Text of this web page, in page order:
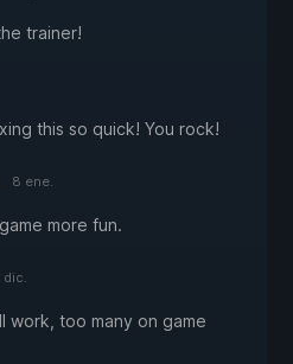
trainer!
this so quick! You rock!
8 ene.
more fun.
dic.
work, too many on game